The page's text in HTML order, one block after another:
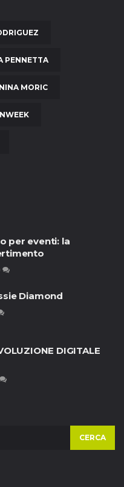
PENNETTA
NINA MORIC
per eventi: la
Diamond
DIGITALE
CERCA